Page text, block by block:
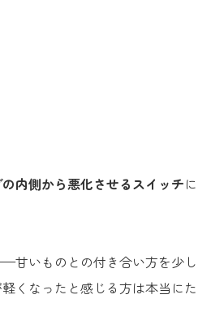
内側から悪化させるスイッチに
甘いものとの付き合い方を少し
くなったと感じる方は本当にた